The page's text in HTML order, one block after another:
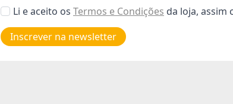
Aceitar
de
privacidade
Li e aceito os Termos e Condições da loja, assim
Inscrever na newsletter